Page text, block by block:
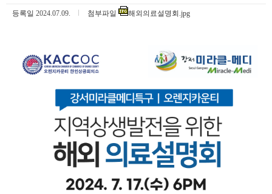
등록일 2024.07.09. 첨부파일 해외의료설명회.jpg